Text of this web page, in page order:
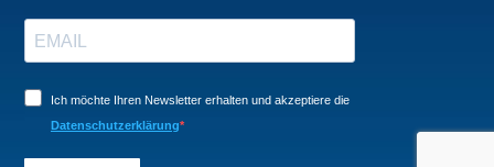
Ich möchte Ihren Newsletter erhalten und akzeptiere die
Datenschutzerklärung